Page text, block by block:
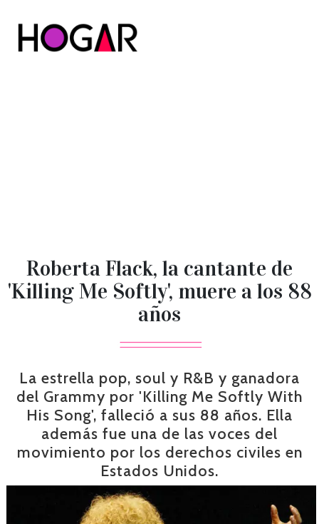
Roberta Flack, la cantante de
'Killing Me Softly', muere a los 88
años
La estrella pop, soul y R&B y ganadora
del Grammy por 'Killing Me Softly With
His Song', falleció a sus 88 años. Ella
además fue una de las voces del
movimiento por los derechos civiles en
Estados Unidos.